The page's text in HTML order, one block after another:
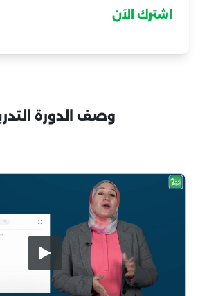
اشترك الآن
وصف الدورة